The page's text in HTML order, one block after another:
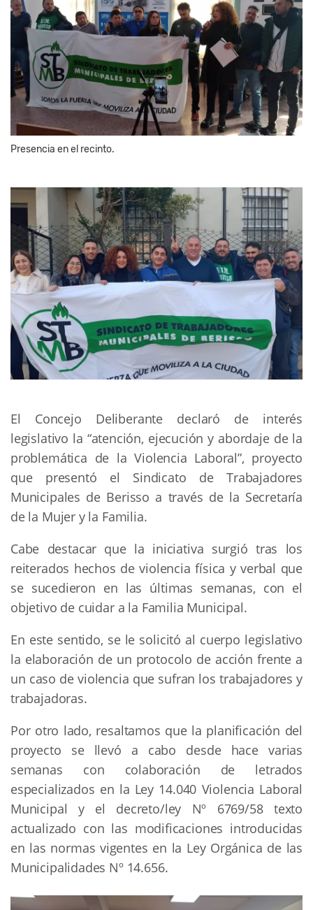
Presencia en el recinto.
El Concejo Deliberante declaró de interés
legislativo la “atención, ejecución y abordaje de la
problemática de la Violencia Laboral”, proyecto
que presentó el Sindicato de Trabajadores
Municipales de Berisso a través de la Secretaría
de la Mujer y la Familia.
Cabe destacar que la iniciativa surgió tras los
reiterados hechos de violencia física y verbal que
se sucedieron en las últimas semanas, con el
objetivo de cuidar a la Familia Municipal.
En este sentido, se le solicitó al cuerpo legislativo
la elaboración de un protocolo de acción frente a
un caso de violencia que sufran los trabajadores y
trabajadoras.
Por otro lado, resaltamos que la planificación del
proyecto se llevó a cabo desde hace varias
semanas con colaboración de letrados
especializados en la Ley 14.040 Violencia Laboral
Municipal y el decreto/ley Nº 6769/58 texto
actualizado con las modificaciones introducidas
en las normas vigentes en la Ley Orgánica de las
Municipalidades Nº 14.656.